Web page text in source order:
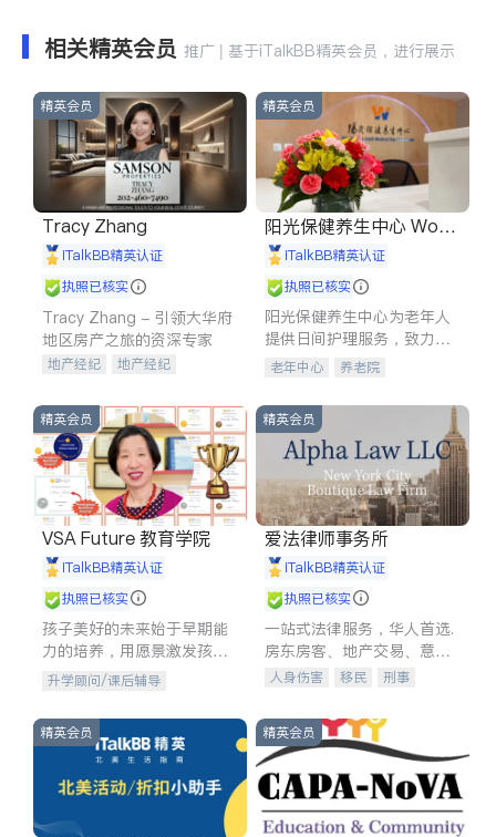
相关精英会员 推广 | 基于iTalkBB精英会员，进行展示
精英会员
Tracy Zhang
iTalkBB精英认证
执照已核实
Tracy Zhang - 引领大华府
地区房产之旅的资深专家
地产经纪
地产经纪
商铺租售
开发商建商
精英会员
阳光保健养生中心 World
shine
iTalkBB精英认证
执照已核实
阳光保健养生中心为老年人
提供日间护理服务，致力于
通过持续的护理创新来有效
老年中心 养老院
精英会员
VSA Future 教育学院
iTalkBB精英认证
执照已核实
孩子美好的未来始于早期能
力的培养，用愿景激发孩子
的学习潜力和动力。理念：
拥有成长型心态是成功的基
石。
升学顾问/课后辅导
精英会员
爱法律师事务所
iTalkBB精英认证
执照已核实
一站式法律服务，华人首选.
房东房客、地产交易、意外
伤害、车祸重伤、商业诉
建筑合同、刑事案件全包办
人身伤害 移民
刑事
信托/遗嘱
商业
索赔
律师-其它 保释
精英会员 精英会员